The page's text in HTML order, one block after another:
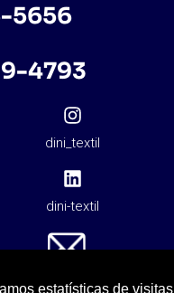
5656
4793
dini_textil
dini-textil
estatísticas de visitas